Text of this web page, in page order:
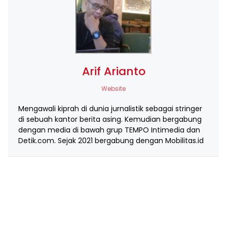
Arif Arianto
Website
Mengawali kiprah di dunia jurnalistik sebagai stringer
di sebuah kantor berita asing. Kemudian bergabung
dengan media di bawah grup TEMPO Intimedia dan
Detik.com. Sejak 2021 bergabung dengan Mobilitas.id